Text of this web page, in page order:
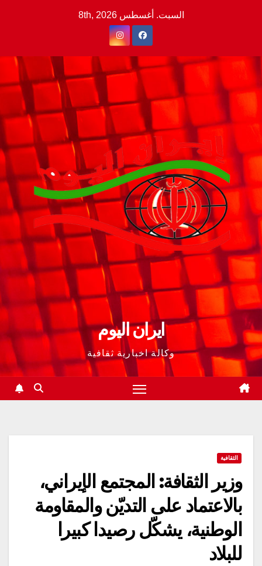
السبت. أغسطس 8th, 2026
ايران اليوم
وكالة اخبارية ثقافية
الثقافية
وزیر الثقافة: المجتمع الإيراني،
بالاعتماد على التديّن والمقاومة
الوطنية، يشكّل رصيدا كبيرا
للبلاد